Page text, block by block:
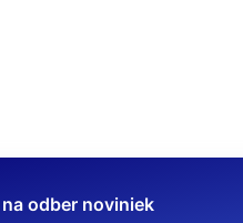
odber noviniek